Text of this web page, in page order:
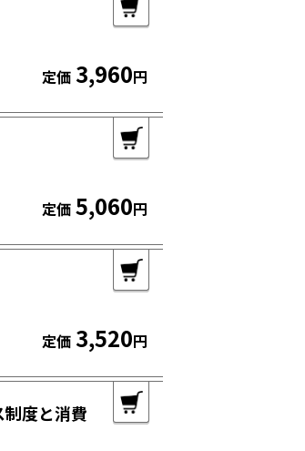
定価3,960円
定価5,060円
定価3,520円
度と消費